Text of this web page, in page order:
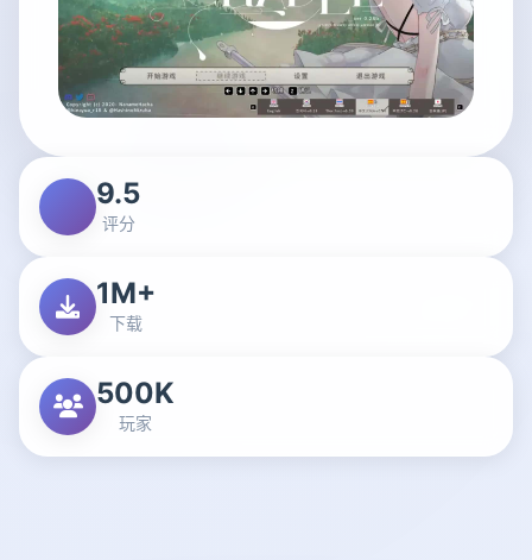
9.5
评分
1M+
下载
500K
玩家